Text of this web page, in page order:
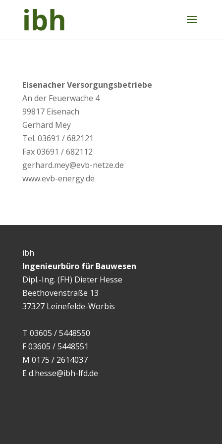
Eisenacher Versorgungsbetriebe
An der Feuerwache 4
99817 Eisenach
Gerhard Mey
Tel. 03691 / 682121
Fax 03691 / 682112
gerhard.mey@evb-netze.de
www.evb-energy.de
ibh
Ingenieurbüro für Bauwesen
Dipl.-Ing. (FH) Dieter Hesse
Beethovenstraße 13
37327 Leinefelde-Worbis
T 03605 / 5448550
F03605 / 5448551
M 0175 / 2614037
E d.hesse@ibh-lfd.de